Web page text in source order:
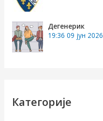
Дегенерик
19:36 09 јун 2026
Категорије